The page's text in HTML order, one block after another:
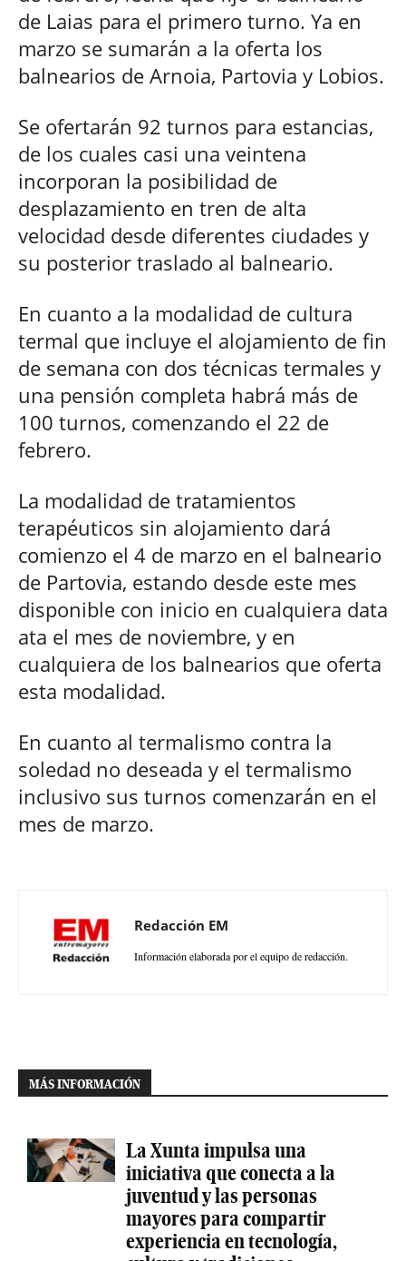
de Laias para el primero turno. Ya en
marzo se sumarán a la oferta los
balnearios de Arnoia, Partovia y Lobios.
Se ofertarán 92 turnos para estancias,
de los cuales casi una veintena
incorporan la posibilidad de
desplazamiento en tren de alta
velocidad desde diferentes ciudades y
su posterior traslado al balneario.
En cuanto a la modalidad de cultura
termal que incluye el alojamiento de fin
de semana con dos técnicas termales y
una pensión completa habrá más de
100 turnos, comenzando el 22 de
febrero.
La modalidad de tratamientos
terapéuticos sin alojamiento dará
comienzo el 4 de marzo en el balneario
de Partovia, estando desde este mes
disponible con inicio en cualquiera data
ata el mes de noviembre, y en
cualquiera de los balnearios que oferta
esta modalidad.
En cuanto al termalismo contra la
soledad no deseada y el termalismo
inclusivo sus turnos comenzarán en el
mes de marzo.
Redacción EM
Información elaborada por el equipo de redacción.
MÁS INFORMACIÓN
La Xunta impulsa una
iniciativa que conecta a la
juventud y las personas
mayores para compartir
experiencia en tecnología,